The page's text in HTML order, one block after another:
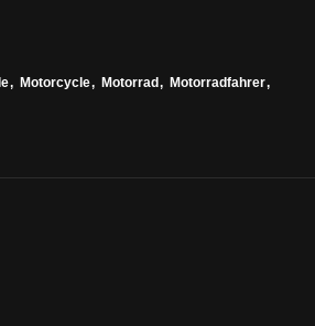
Motorcycle Motorrad Motorradfahrer